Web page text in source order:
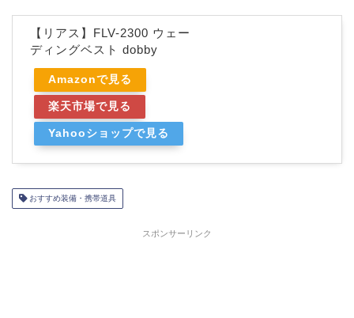
【リアス】FLV-2300 ウェー
ディングベスト dobby
Amazonで見る
楽天市場で見る
Yahooショップで見る
おすすめ装備・携帯道具
スポンサーリンク